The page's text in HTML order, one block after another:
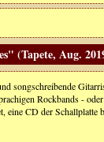
(Tapete, Aug.
songschreibende
Rockbands -
eine CD der Schallplatte